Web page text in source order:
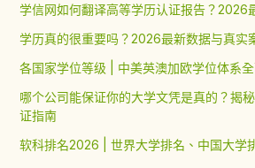
学信网如何翻译高等学历认证报告？2026
学历真的很重要吗？2026最新数据与真实
各国家学位等级 | 中美英澳加欧学位体系
哪个公司能保证你的大学文凭是真的？揭
证指南
软科排名2026 | 世界大学排名、中国大学